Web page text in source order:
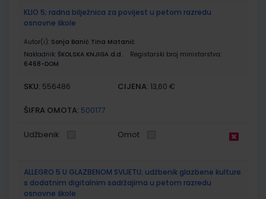
KLIO 5; radna bilježnica za povijest u petom razredu
osnovne škole
Autor(i): Sonja Banić Tina Matanić
Nakladnik: ŠKOLSKA KNJIGA d.d.
Registarski broj ministarstva:
6468-DOM
SKU: 556486 CIJENA: 13,60 €
ŠIFRA OMOTA: 500177
Udžbenik Omot
ALLEGRO 5 U GLAZBENOM SVIJETU; udžbenik glazbene kulture
s dodatnim digitalnim sadržajima u petom razredu
osnovne škole